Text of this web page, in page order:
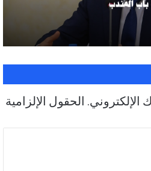
المندب
الإلكتروني. الحقول الإلزامية